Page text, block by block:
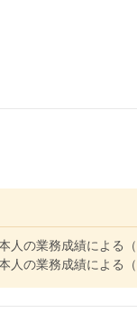
人の業務成績による（
人の業務成績による（